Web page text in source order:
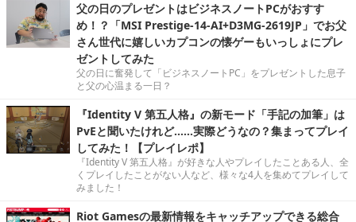
父の日のプレゼントはビジネスノートPCがおすす
め！？「MSI Prestige-14-AI+D3MG-2619JP」でお父
さん世代に嬉しいカプコンの懐ゲーもいっしょにプレ
ゼントしてみた
父の日に奮発して「ビジネスノートPC」をプレゼントした息子
と父の心温まる一日？
『Identity V 第五人格』の新モード「手記の加筆」は
PvEと聞いたけれど……実際どうなの？集まってプレイ
してみた！【プレイレポ】
『Identity V 第五人格』が好きな人やプレイしたことある人、全
くプレイしたことがない人など、様々な4人を集めてプレイして
みました！
Riot Gamesの最新情報をキャッチアップできる総合